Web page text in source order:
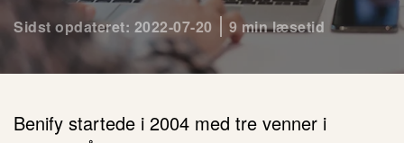
Sidst opdateret: 2022-07-20 9 min læsetid
Benify startede i 2004 med tre venner i